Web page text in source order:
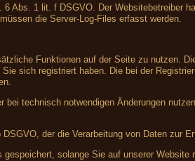
Abs. 1 lit. f DSGVO. Der Websitebetreiber
die Server-Log-Files erfasst werden.
Funktionen auf der Seite zu nutzen.
sich registriert haben. Die bei der
bei technisch notwendigen Änderungen
der die Verarbeitung von Daten zur
solange Sie auf unserer